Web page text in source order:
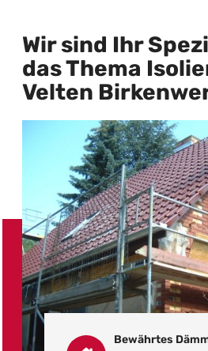
Wir sind Ihr
das Thema
Velten
Bewährtes